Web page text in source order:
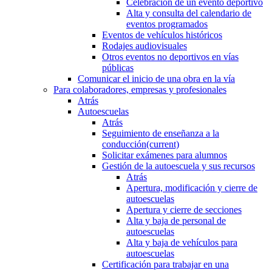
Celebración de un evento deportivo
Alta y consulta del calendario de
eventos programados
Eventos de vehículos históricos
Rodajes audiovisuales
Otros eventos no deportivos en vías
públicas
Comunicar el inicio de una obra en la vía
Para colaboradores, empresas y profesionales
Atrás
Autoescuelas
Atrás
Seguimiento de enseñanza a la
conducción(current)
Solicitar exámenes para alumnos
Gestión de la autoescuela y sus recursos
Atrás
Apertura, modificación y cierre de
autoescuelas
Apertura y cierre de secciones
Alta y baja de personal de
autoescuelas
Alta y baja de vehículos para
autoescuelas
Certificación para trabajar en una